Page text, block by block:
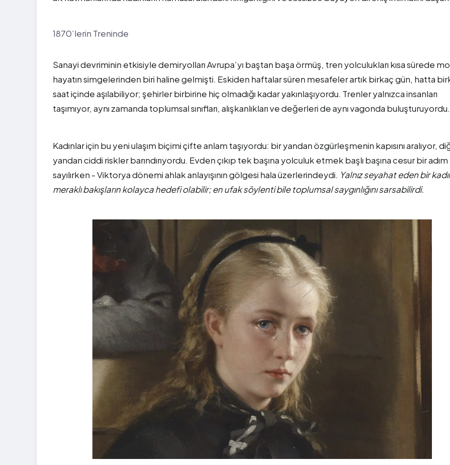
1870’lerin Treninde
Sanayi devriminin etkisiyle demiryolları Avrupa’yı baştan başa örmüş, tren yolculukları kısa sürede
hayatın simgelerinden biri haline gelmişti. Eskiden haftalar süren mesafeler artık birkaç gün, hatta
saat içinde aşılabiliyor; şehirler birbirine hiç olmadığı kadar yakınlaşıyordu. Trenler yalnızca insanları
taşımıyor, aynı zamanda toplumsal sınıfları, alışkanlıkları ve değerleri de aynı vagonda buluşturuyordu.
Kadınlar için bu yeni ulaşım biçimi çifte anlam taşıyordu: bir yandan özgürleşmenin kapısını aralıyor,
yandan ciddi riskler barındırıyordu. Evden çıkıp tek başına yolculuk etmek başlı başına cesur bir adım
sayılırken - Viktorya dönemi ahlak anlayışının gölgesi hala üzerlerindeydi. Yalnız seyahat eden bir
meraklı bakışların kolayca hedefi olabilir; en ufak söylenti bile toplumsal saygınlığını sarsabilirdi.